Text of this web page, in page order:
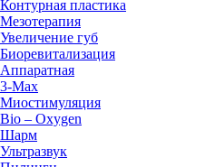
Контурная пластика
Мезотерапия
Увеличение губ
Биоревитализация
Аппаратная
3-Max
Миостимуляция
Bio – Oxygen
Шарм
Ультразвук